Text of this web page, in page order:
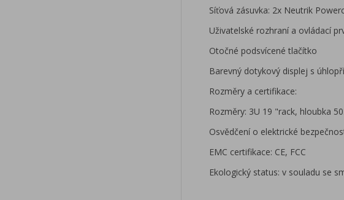
Síťová zásuvka: 2x Neutrik
Uživatelské rozhraní a ovládací
Otočné podsvícené tlačítko
Barevný dotykový displej s
Rozměry a certifikace:
Rozměry: 3U 19 "rack, hloubka
Osvědčení o elektrické
EMC certifikace: CE, FCC
Ekologický status: v souladu se